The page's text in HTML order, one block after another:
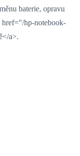
baterie, opravu
href="/hp-notebook-
a>.